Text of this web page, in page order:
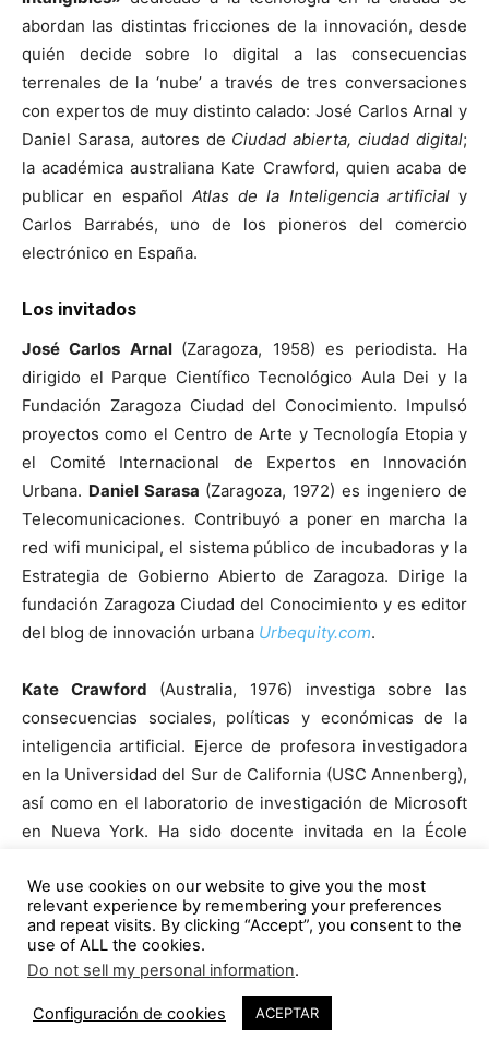
abordan las distintas fricciones de la innovación, desde
quién decide sobre lo digital a las consecuencias
terrenales de la ‘nube’ a través de tres conversaciones
con expertos de muy distinto calado: José Carlos Arnal y
Daniel Sarasa, autores de Ciudad abierta, ciudad digital;
la académica australiana Kate Crawford, quien acaba de
publicar en español Atlas de la Inteligencia artificialy
Carlos Barrabés, uno de los pioneros del comercio
electrónico en España.
Los invitados
José Carlos Arnal (Zaragoza, 1958) es periodista. Ha
dirigido el Parque Científico Tecnológico Aula Dei y la
Fundación Zaragoza Ciudad del Conocimiento. Impulsó
proyectos como el Centro de Arte y Tecnología Etopia y
el Comité Internacional de Expertos en Innovación
Urbana. Daniel Sarasa (Zaragoza, 1972) es ingeniero de
Telecomunicaciones. Contribuyó a poner en marcha la
red wifi municipal, el sistema público de incubadoras y la
Estrategia de Gobierno Abierto de Zaragoza. Dirige la
fundación Zaragoza Ciudad del Conocimiento y es editor
del blog de innovación urbana Urbequity.com.
Kate Crawford (Australia, 1976) investiga sobre las
consecuencias sociales, políticas y económicas de la
inteligencia artificial. Ejerce de profesora investigadora
en la Universidad del Sur de California (USC Annenberg),
así como en el laboratorio de investigación de Microsoft
en Nueva York. Ha sido docente invitada en la École
Machines Project, una investigación colaborativa de
carácter internacional sobre las bases y principios del
aprendizaje automático. Otras facetas de su trayectoria
son las investigaciones en el ámbito de las artes
visuales. Su Anatomy of an AI System, en colaboración
con Vladan Joler, se exhibe en la colección permanente
We use cookies on our website to give you the most
relevant experience by remembering your preferences
and repeat visits. By clicking “Accept”, you consent to the
use of ALL the cookies.
Do not sell my personal information.
Configuración de cookies ACEPTAR